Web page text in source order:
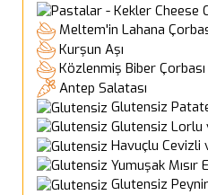
Cheese
Meltem'in Lahana
Kurşun Aşı
Közlenmiş Biber Çorbası
Antep Salatası
Glutensiz
Glutensiz Lorlu
Havuçlu
Yumuşak Mısır
Glutensiz